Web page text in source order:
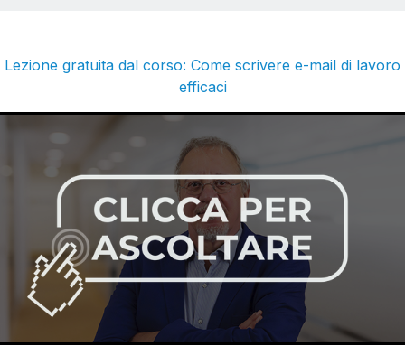
Lezione gratuita dal corso: Come scrivere e-mail di lavoro
efficaci